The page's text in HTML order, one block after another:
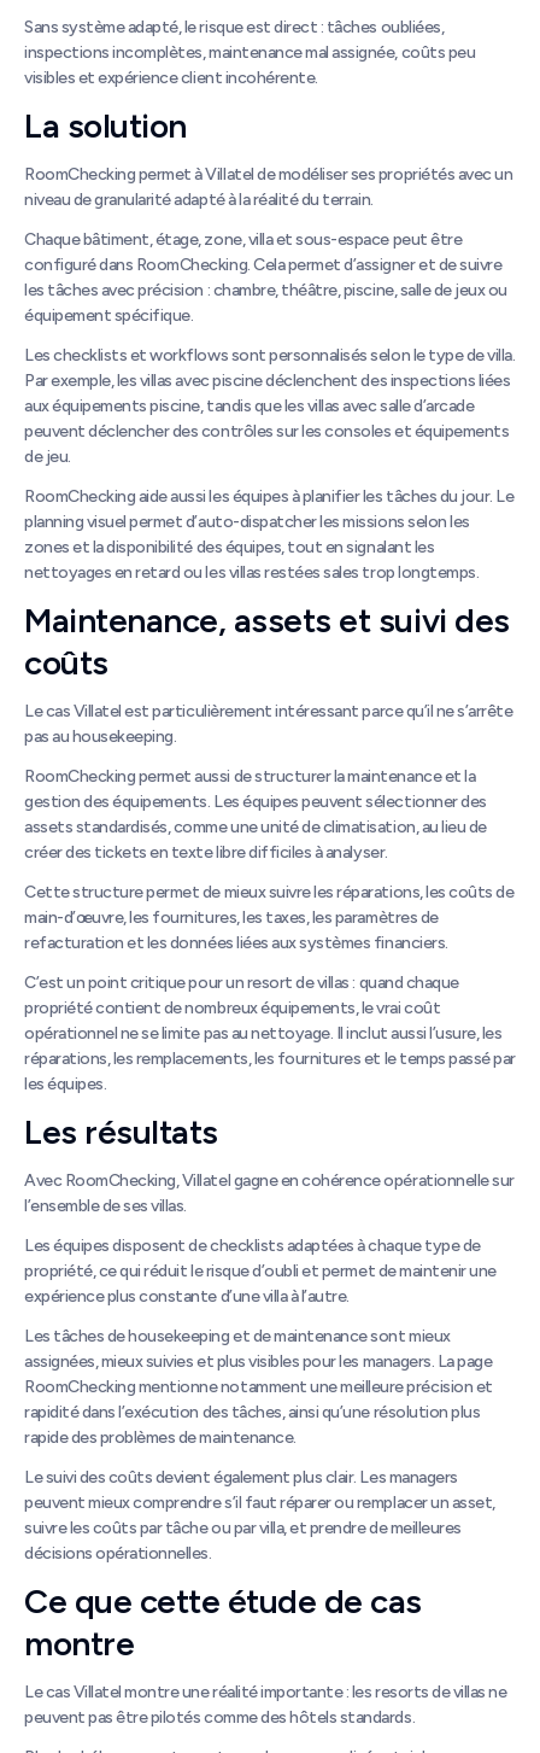
Sans système adapté, le risque est direct : tâches oubliées,
inspections incomplètes, maintenance mal assignée, coûts peu
visibles et expérience client incohérente.
La solution
RoomChecking permet à Villatel de modéliser ses propriétés avec un
niveau de granularité adapté à la réalité du terrain.
Chaque bâtiment, étage, zone, villa et sous-espace peut être
configuré dans RoomChecking. Cela permet d’assigner et de suivre
les tâches avec précision : chambre, théâtre, piscine, salle de jeux ou
équipement spécifique.
Les checklists et workflows sont personnalisés selon le type de villa.
Par exemple, les villas avec piscine déclenchent des inspections liées
aux équipements piscine, tandis que les villas avec salle d’arcade
peuvent déclencher des contrôles sur les consoles et équipements
de jeu.
RoomChecking aide aussi les équipes à planifier les tâches du jour. Le
planning visuel permet d’auto-dispatcher les missions selon les
zones et la disponibilité des équipes, tout en signalant les
nettoyages en retard ou les villas restées sales trop longtemps.
Maintenance, assets et suivi des
coûts
Le cas Villatel est particulièrement intéressant parce qu’il ne s’arrête
pas au housekeeping.
RoomChecking permet aussi de structurer la maintenance et la
gestion des équipements. Les équipes peuvent sélectionner des
assets standardisés, comme une unité de climatisation, au lieu de
créer des tickets en texte libre difficiles à analyser.
Cette structure permet de mieux suivre les réparations, les coûts de
main-d’œuvre, les fournitures, les taxes, les paramètres de
refacturation et les données liées aux systèmes financiers.
C’est un point critique pour un resort de villas : quand chaque
propriété contient de nombreux équipements, le vrai coût
opérationnel ne se limite pas au nettoyage. Il inclut aussi l’usure, les
réparations, les remplacements, les fournitures et le temps passé par
les équipes.
Les résultats
Avec RoomChecking, Villatel gagne en cohérence opérationnelle sur
l’ensemble de ses villas.
Les équipes disposent de checklists adaptées à chaque type de
propriété, ce qui réduit le risque d’oubli et permet de maintenir une
expérience plus constante d’une villa à l’autre.
Les tâches de housekeeping et de maintenance sont mieux
assignées, mieux suivies et plus visibles pour les managers. La page
RoomChecking mentionne notamment une meilleure précision et
rapidité dans l’exécution des tâches, ainsi qu’une résolution plus
rapide des problèmes de maintenance.
Le suivi des coûts devient également plus clair. Les managers
peuvent mieux comprendre s’il faut réparer ou remplacer un asset,
suivre les coûts par tâche ou par villa, et prendre de meilleures
décisions opérationnelles.
Ce que cette étude de cas
montre
Le cas Villatel montre une réalité importante : les resorts de villas ne
peuvent pas être pilotés comme des hôtels standards.